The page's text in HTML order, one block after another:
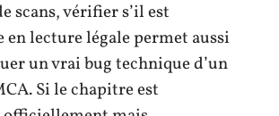
scans, vérifier s’il est
lecture légale permet aussi
un vrai bug technique d’un
Si le chapitre est